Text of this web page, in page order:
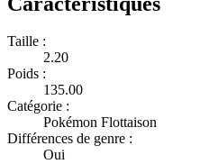
Taille :
2.20
Poids :
135.00
Catégorie :
Pokémon Flottaison
Différences de genre :
Oui